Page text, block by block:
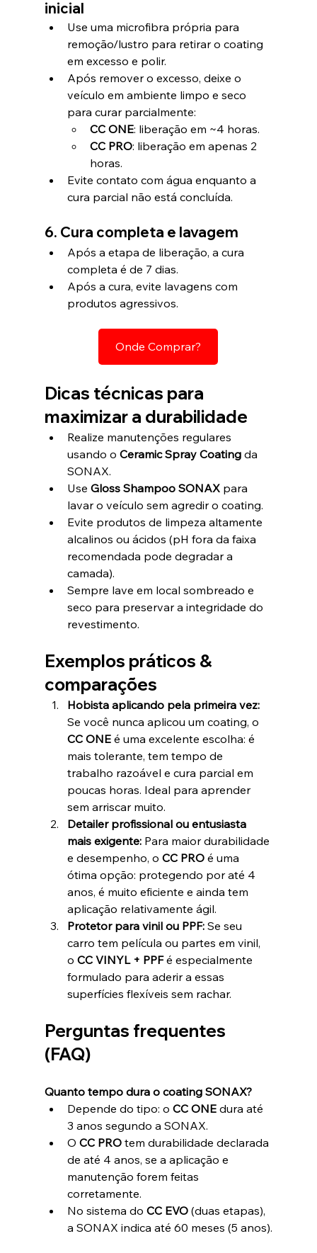
inicial
Use uma microfibra própria para
remoção/lustro para retirar o coating
em excesso e polir.
Após remover o excesso, deixe o
veículo em ambiente limpo e seco
para curar parcialmente:
CC ONE: liberação em ~4 horas.
CC PRO: liberação em apenas 2
horas.
Evite contato com água enquanto a
cura parcial não está concluída.
6. Cura completa e lavagem
Após a etapa de liberação, a cura
completa é de 7 dias.
Após a cura, evite lavagens com
produtos agressivos.
Onde Comprar?
Dicas técnicas para
maximizar a durabilidade
Realize manutenções regulares
usando o Ceramic Spray Coating da
SONAX.
Use Gloss Shampoo SONAX para
lavar o veículo sem agredir o coating.
Evite produtos de limpeza altamente
alcalinos ou ácidos (pH fora da faixa
recomendada pode degradar a
camada).
Sempre lave em local sombreado e
seco para preservar a integridade do
revestimento.
Exemplos práticos &
comparações
Hobista aplicando pela primeira vez:
Se você nunca aplicou um coating, o
CC ONE é uma excelente escolha: é
mais tolerante, tem tempo de
trabalho razoável e cura parcial em
poucas horas. Ideal para aprender
sem arriscar muito.
Detailer profissional ou entusiasta
mais exigente: Para maior durabilidade
e desempenho, o CC PRO é uma
ótima opção: protegendo por até 4
anos, é muito eficiente e ainda tem
aplicação relativamente ágil.
Protetor para vinil ou PPF: Se seu
carro tem película ou partes em vinil,
o CC VINYL + PPF é especialmente
formulado para aderir a essas
superfícies flexíveis sem rachar.
Perguntas frequentes
(FAQ)
Quanto tempo dura o coating SONAX?
Depende do tipo: o CC ONE dura até
3 anos segundo a SONAX.
O CC PRO tem durabilidade declarada
de até 4 anos, se a aplicação e
manutenção forem feitas
corretamente.
No sistema do CC EVO (duas etapas),
a SONAX indica até 60 meses (5 anos).